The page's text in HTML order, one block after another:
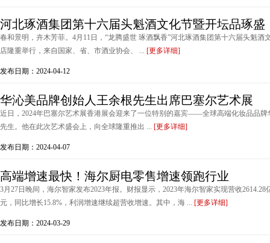
河北琢酒集团第十六届头魁酒文化节暨开坛品琢盛
春和景明，卉木芳菲。4月11日，“龙腾盛世 琢酒飘香”河北琢酒集团第十六届头魁
店隆重举行，来自国家、省、市酒业协会、 ... [更多详细]
发布日期：2024-04-12
华沁美品牌创始人王余根先生出席巴塞尔艺术展
近日，2024年巴塞尔艺术展香港展会迎来了一位特别的嘉宾——全球高端化妆品品牌
先生。他在此次艺术盛会上，向全球隆重推出 ... [更多详细]
发布日期：2024-04-07
高端增速最快！海尔厨电零售增速领跑行业
3月27日晚间，海尔智家发布2023年报。财报显示，2023年海尔智家实现营收2614.28
元，同比增长15.8%，利润增速继续超营收增速。其中，海 ... [更多详细]
发布日期：2024-03-29